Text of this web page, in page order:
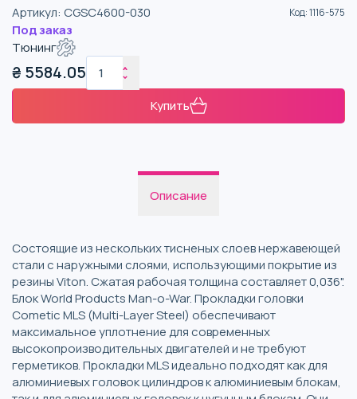
Артикул: CGSC4600-030 Код:1116-575
Под заказ
Тюнинг
₴ 5584.05
Купить
Описание
Состоящие из нескольких тисненых слоев нержавеющей
стали с наружными слоями, использующими покрытие из
резины Viton. Сжатая рабочая толщина составляет 0,036".
Блок World Products Man-o-War. Прокладки головки
Cometic MLS (Multi-Layer Steel) обеспечивают
максимальное уплотнение для современных
высокопроизводительных двигателей и не требуют
герметиков. Прокладки MLS идеально подходят как для
алюминиевых головок цилиндров к алюминиевым блокам,